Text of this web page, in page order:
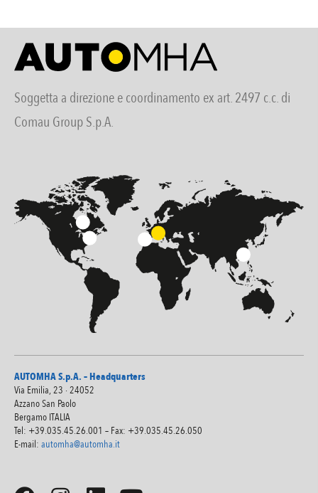
Soggetta a direzione e coordinamento ex art. 2497 c.c. di
Comau Group S.p.A.
AUTOMHA S.p.A. – Headquarters
Via Emilia, 23 · 24052
Azzano San Paolo
Bergamo ITALIA
Tel: +39.035.45.26.001 – Fax: +39.035.45.26.050
E-mail: automha@automha.it